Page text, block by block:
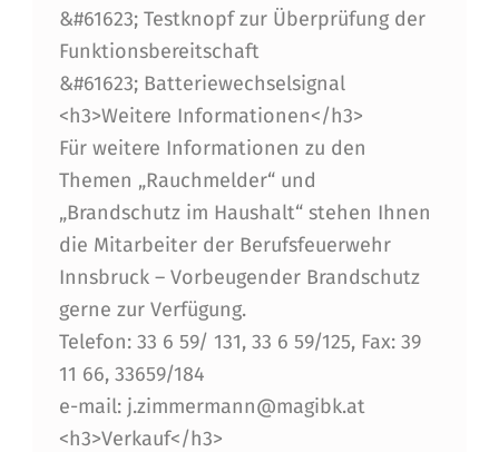
&#61623; Testknopf zur Überprüfung der
Funktionsbereitschaft
&#61623; Batteriewechselsignal
<h3>Weitere Informationen</h3>
Für weitere Informationen zu den
Themen „Rauchmelder“ und
„Brandschutz im Haushalt“ stehen Ihnen
die Mitarbeiter der Berufsfeuerwehr
Innsbruck – Vorbeugender Brandschutz
gerne zur Verfügung.
Telefon: 33 6 59/ 131, 33 6 59/125, Fax: 39
11 66, 33659/184
e-mail: j.zimmermann@magibk.at
<h3>Verkauf</h3>